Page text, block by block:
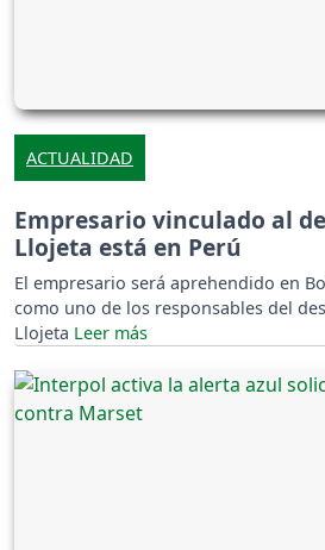
ACTUALIDAD
Empresario vinculado al
Llojeta está en Perú
El empresario será aprehendido en
como uno de los responsables del
Llojeta